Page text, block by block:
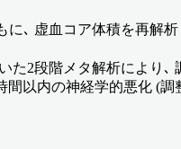
､ 虚血コア体積を再解析
た2段階メタ解析により､
以内の神経学的悪化 (